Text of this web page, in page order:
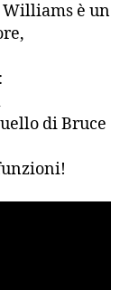
Williams è un
di Bruce